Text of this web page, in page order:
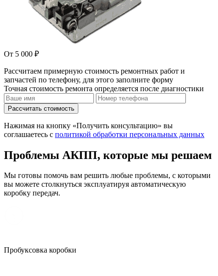
От 5 000 ₽
Рассчитаем примерную стоимость ремонтных работ и
запчастей по телефону, для этого заполните форму
Точная стоимость ремонта определяется после диагностики
Рассчитать стоимость
Нажимая на кнопку «Получить консультацию» вы
соглашаетесь с политикой обработки персональных данных
Проблемы АКПП, которые мы решаем
Мы готовы помочь вам решить любые проблемы, с которыми
вы можете столкнуться эксплуатируя автоматическую
коробку передач.
Пробуксовка коробки